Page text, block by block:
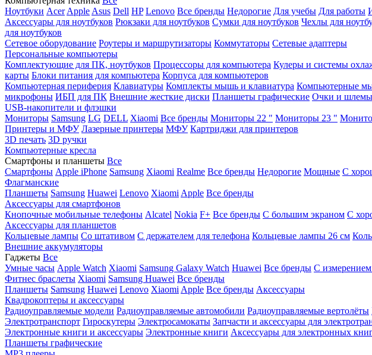
Ноутбуки Acer Apple Asus Dell HP Lenovo Все бренды Недорогие Для учебы Для работы
Аксессуары для ноутбуков Рюкзаки для ноутбуков Сумки для ноутбуков Чехлы для
для ноутбуков
Сетевое оборудование Роутеры и маршрутизаторы Коммутаторы Сетевые адаптеры
Персональные компьютеры
Комплектующие для ПК, ноутбуков Процессоры для компьютера Кулеры и системы
карты Блоки питания для компьютера Корпуса для компьютеров
Компьютерная периферия Клавиатуры Комплекты мышь и клавиатура Компьютерные
микрофоны ИБП для ПК Внешние жесткие диски Планшеты графические Очки и
USB-накопители и флэшки
Мониторы Samsung LG DELL Xiaomi Все бренды Мониторы 22 " Мониторы 23 "
Принтеры и МФУ Лазерные принтеры МФУ Картриджи для принтеров
3D печать 3D ручки
Компьютерные кресла
Смартфоны и планшеты Все
Смартфоны Apple iPhone Samsung Xiaomi Realme Все бренды Недорогие Мощные С
Флагманские
Планшеты Samsung Huawei Lenovo Xiaomi Apple Все бренды
Аксессуары для смартфонов
Кнопочные мобильные телефоны Alcatel Nokia F+ Все бренды С большим экраном С
Аксессуары для планшетов
Кольцевые лампы Со штативом C держателем для телефона Кольцевые лампы 26 см
Внешние аккумуляторы
Гаджеты Все
Умные часы Apple Watch Xiaomi Samsung Galaxy Watch Huawei Все бренды C
Фитнес браслеты Xiaomi Samsung Huawei Все бренды
Планшеты Samsung Huawei Lenovo Xiaomi Apple Все бренды Аксессуары
Квадрокоптеры и аксессуары
Радиоуправляемые модели Радиоуправляемые автомобили Радиоуправляемые вертолёты
Электротранспорт Гироскутеры Электросамокаты Запчасти и аксессуары для
Электронные книги и аксессуары Электронные книги Аксессуары для электронных
Планшеты графические